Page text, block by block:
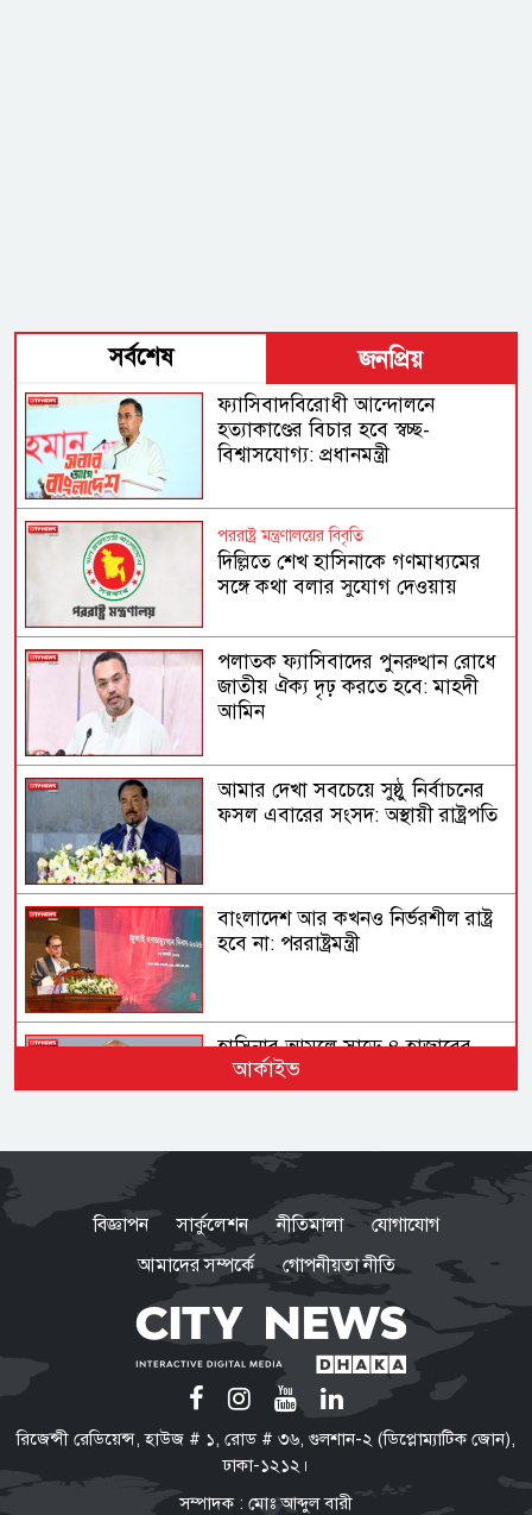
সর্বশেষ জনপ্রিয়
ফ্যাসিবাদবিরোধী আন্দোলনে
হত্যাকাণ্ডের বিচার হবে স্বচ্ছ-
বিশ্বাসযোগ্য: প্রধানমন্ত্রী
পররাষ্ট্র মন্ত্রণালয়ের বিবৃতি
দিল্লিতে শেখ হাসিনাকে গণমাধ্যমের
সঙ্গে কথা বলার সুযোগ দেওয়ায়
পলাতক ফ্যাসিবাদের পুনরুত্থান রোধে
জাতীয় ঐক্য দৃঢ় করতে হবে: মাহদী
আমিন
আমার দেখা সবচেয়ে সুষ্ঠু নির্বাচনের
ফসল এবারের সংসদ: অস্থায়ী রাষ্ট্রপতি
বাংলাদেশ আর কখনও নির্ভরশীল রাষ্ট্র
হবে না: পররাষ্ট্রমন্ত্রী
হাসিনার আমলে সাড়ে ৪ হাজারের
বেশি মানুষ হত্যার শিকার: আইনমন্ত্রী
আসিফ মাহমুদ বললেন
শেখ হাসিনাকে রাজনৈতিক বক্তব্য
দিতে দিলে ধরে নেওয়া হবে ভারত
ইন্ধন দিচ্ছে
সরকার জুলাই ও জনগণের সঙ্গে
প্রতারণা করছে: ডা. শফিকুর রহমান
আর্কাইভ
বিজ্ঞাপন সার্কুলেশন নীতিমালা
যোগাযোগ
আমাদের সম্পর্কে
গোপনীয়তা নীতি
রিজেন্সী রেডিয়েন্স, হাউজ # ১, রোড # ৩৬, গুলশান-২ (ডিপ্লোম্যাটিক জোন),
ঢাকা-১২১২।
সম্পাদক : মোঃ আব্দুল বারী